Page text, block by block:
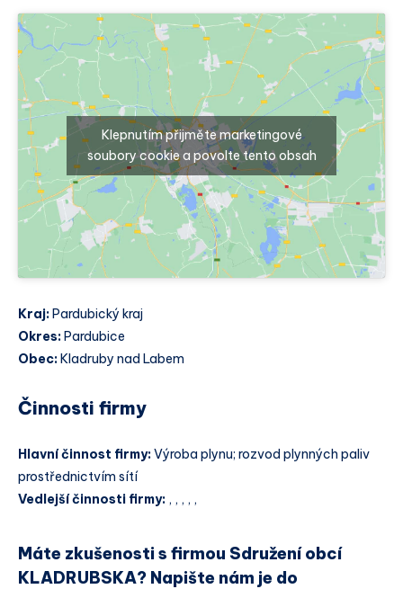
Klepnutím přijměte marketingové
soubory cookie a povolte tento obsah
Kraj: Pardubický kraj
Okres: Pardubice
Obec: Kladruby nad Labem
Činnosti firmy
Hlavní činnost firmy:Výroba plynu; rozvod plynných paliv
prostřednictvím sítí
Vedlejší činnosti firmy: , , , , ,
Máte zkušenosti s firmou Sdružení obcí
KLADRUBSKA? Napište nám je do